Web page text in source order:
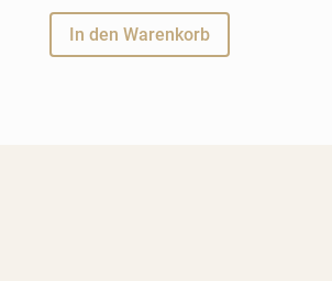
In den Warenkorb
l